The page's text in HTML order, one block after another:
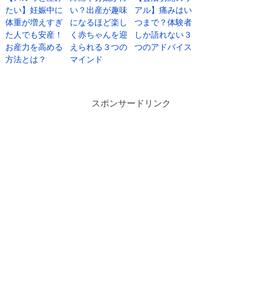
たい】妊娠中に
体重が増えすぎ
た人でも安産！
お産力を高める
方法とは？
い？出産が趣味
になるほど楽し
く赤ちゃんを迎
えられる３つの
マインド
アル】痛みはい
つまで？体験者
しか語れない３
つのアドバイス
スポンサードリンク